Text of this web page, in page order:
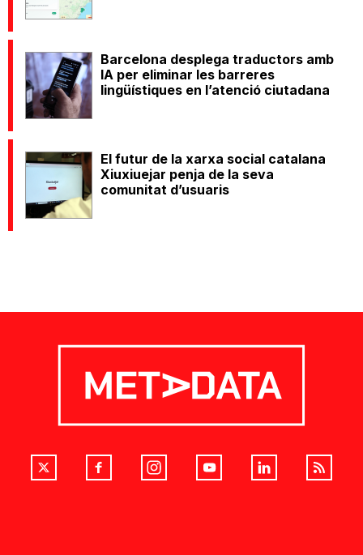
Barcelona desplega traductors amb
IA per eliminar les barreres
lingüístiques en l’atenció ciutadana
El futur de la xarxa social catalana
Xiuxiuejar penja de la seva
comunitat d’usuaris